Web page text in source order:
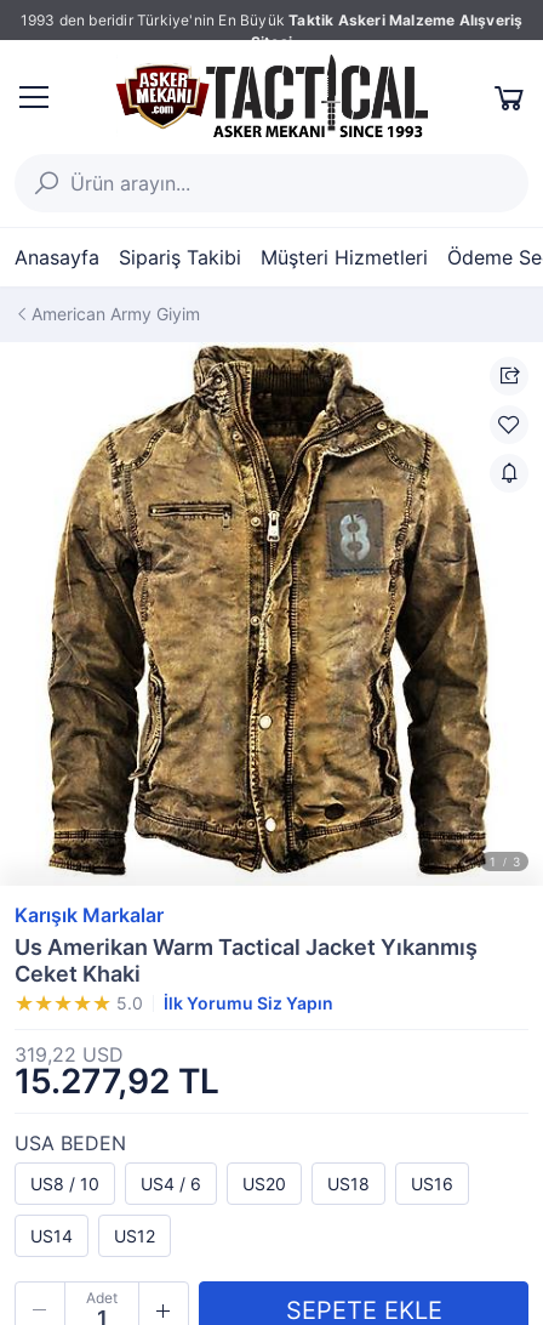
1993 den beridir Türkiye'nin En Büyük Taktik Askeri Malzeme Alışveriş
Sitesi
Anasayfa Sipariş Takibi Müşteri Hizmetleri Ödeme
American Army Giyim
Karışık Markalar
Us Amerikan Warm Tactical Jacket Yıkanmış
Ceket Khaki
5.0 İlk Yorumu Siz Yapın
15.277,92 TL
319,22 USD
USA BEDEN
US8 / 10 US4 / 6 US20 US18 US16
US14 US12
Adet